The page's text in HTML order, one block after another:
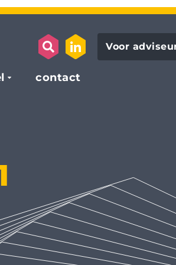
contact
search opener
link to the linkedin
Voor